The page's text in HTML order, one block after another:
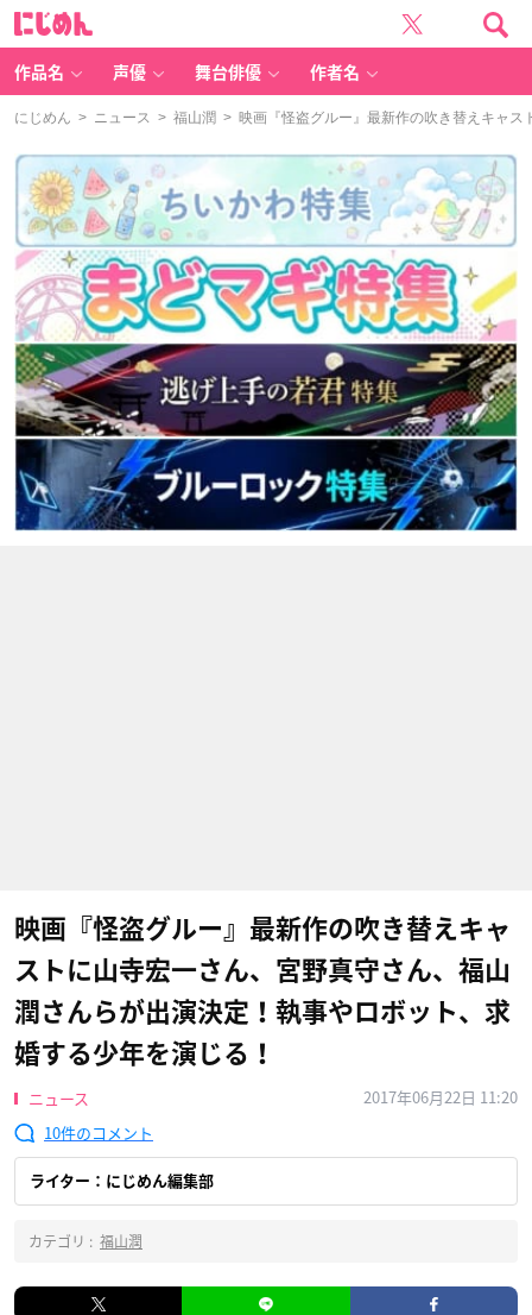
作品名 声優 舞台俳優 作者名
にじめん > ニュース > 福山潤 > 映画『怪盗グルー』最新作の吹き替えキャス
映画『怪盗グルー』最新作の吹き替えキャ
ストに山寺宏一さん、宮野真守さん、福山
潤さんらが出演決定！執事やロボット、求
婚する少年を演じる！
ニュース
2017年06月22日 11:20
10
ライター：にじめん編集部
カテゴリ : 福山潤